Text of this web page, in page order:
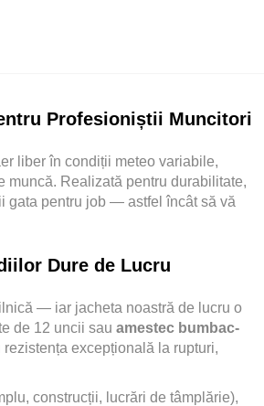
Profesioniștii Muncitori
liber în condiții meteo variabile,
muncă. Realizată pentru durabilitate,
gata pentru job — astfel încât să vă
Dure de Lucru
— iar jacheta noastră de lucru o
de 12 uncii sau amestec bumbac-
excepțională la rupturi,
construcții, lucrări de tâmplărie),